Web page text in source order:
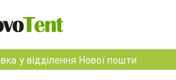
у відділення Нової пошти